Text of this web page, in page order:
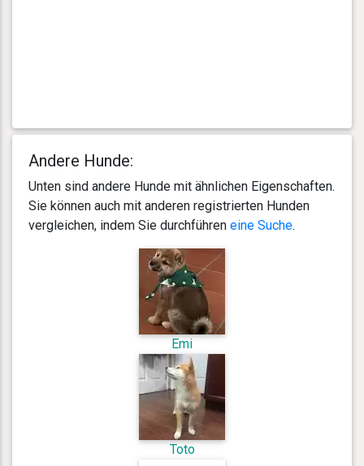
Andere Hunde:
Unten sind andere Hunde mit ähnlichen Eigenschaften.
Sie können auch mit anderen registrierten Hunden
vergleichen, indem Sie durchführen eine Suche.
Emi
Toto